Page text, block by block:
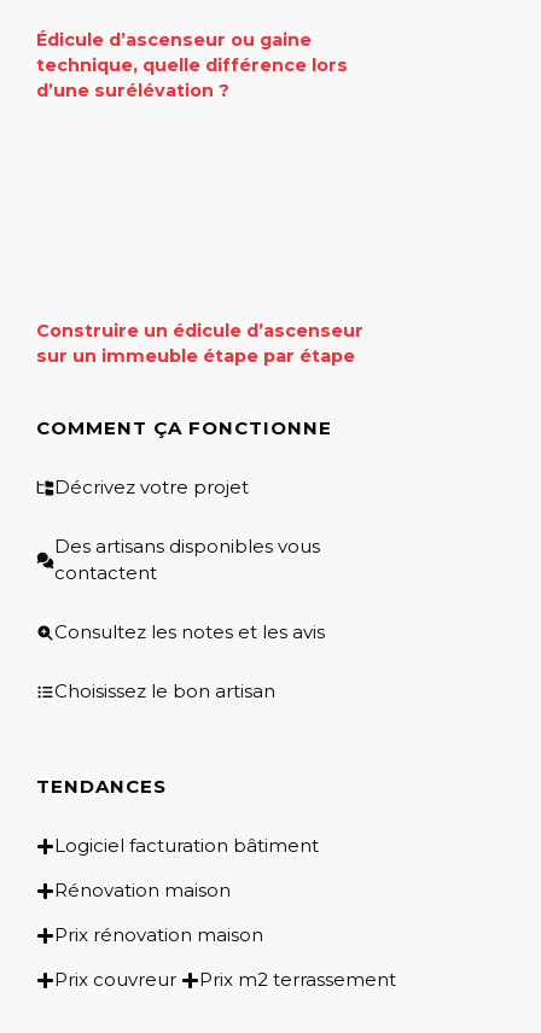
Édicule d’ascenseur ou gaine
technique, quelle différence lors
d’une surélévation ?
Construire un édicule d’ascenseur
sur un immeuble étape par étape
COMMENT ÇA FONCTIONNE
Décrivez votre projet
Des artisans disponibles vous
contactent
Consultez les notes et les avis
Choisissez le bon artisan
TENDANCES
Logiciel facturation bâtiment
Rénovation maison
Prix rénovation maison
Prix couvreur
Prix m2 terrassement